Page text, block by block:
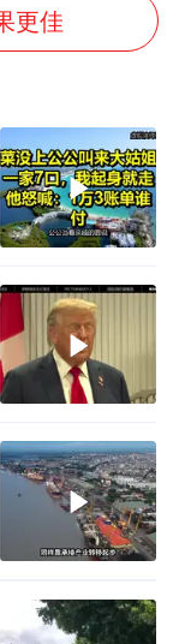
大跌
名创优品回应女子吐槽内裤质量差
日本试射“战斧”导弹，国防部回应
更佳